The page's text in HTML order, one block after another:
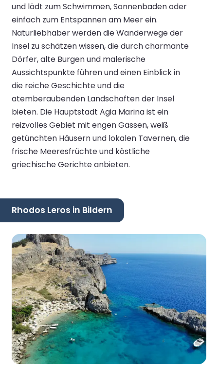
und lädt zum Schwimmen, Sonnenbaden oder
einfach zum Entspannen am Meer ein.
Naturliebhaber werden die Wanderwege der
Insel zu schätzen wissen, die durch charmante
Dörfer, alte Burgen und malerische
Aussichtspunkte führen und einen Einblick in
die reiche Geschichte und die
atemberaubenden Landschaften der Insel
bieten. Die Hauptstadt Agia Marina ist ein
reizvolles Gebiet mit engen Gassen, weiß
getünchten Häusern und lokalen Tavernen, die
frische Meeresfrüchte und köstliche
griechische Gerichte anbieten.
Rhodos Leros in Bildern